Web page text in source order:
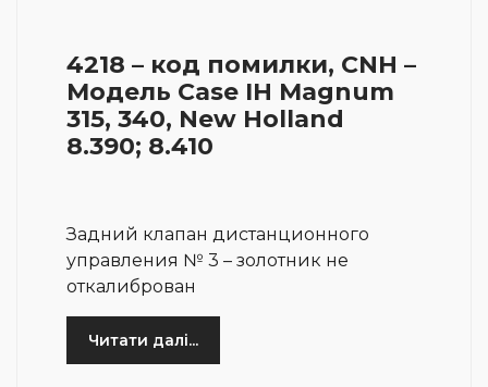
4218 – код помилки, CNH –
Модель Case IH Magnum
315, 340, New Holland
8.390; 8.410
Задний клапан дистанционного
управления № 3 – золотник не
откалиброван
Читати далі...